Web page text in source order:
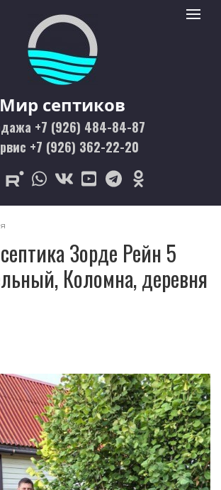
Мир септиков logo
Мир септиков
+7 (926) 484-84-87
+7 (926) 362-22-20
rutubewhatsapp
vk youtubetelegramodnoklassniki
Toggle
Зорде Рейн 5
Коломна, деревня